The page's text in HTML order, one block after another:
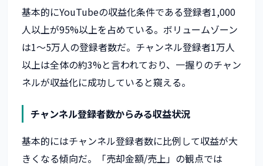
基本的にYouTubeの収益化条件である登録者1,000
人以上が95%以上を占めている。ボリュームゾーン
は1〜5万人の登録者数だ。チャンネル登録者1万人
以上は全体の約3%と言われており、一握りのチャン
ネルが収益化に成功していると窺える。
チャンネル登録者数からみる収益状況
基本的にはチャンネル登録者数に比例して収益が大
きくなる傾向だ。「売却金額/売上」の観点では